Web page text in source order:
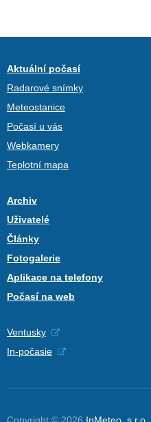
Aktuální počasí
Radarové snímky
Meteostanice
Počasí u vás
Webkamery
Teplotní mapa
Archiv
Uživatelé
Články
Fotogalerie
Aplikace na telefony
Počasí na web
Ventusky
In-počasie
Copyright © 2026 InMeteo, s.r.o.